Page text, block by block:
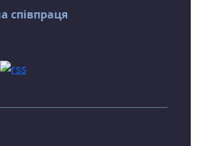
співпраця